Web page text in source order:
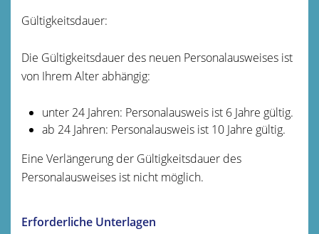
Gültigkeitsdauer:
Die Gültigkeitsdauer des neuen Personalausweises ist
von Ihrem Alter abhängig:
unter 24 Jahren: Personalausweis ist 6 Jahre gültig.
ab 24 Jahren: Personalausweis ist 10 Jahre gültig.
Eine Verlängerung der Gültigkeitsdauer des
Personalausweises ist nicht möglich.
Erforderliche Unterlagen